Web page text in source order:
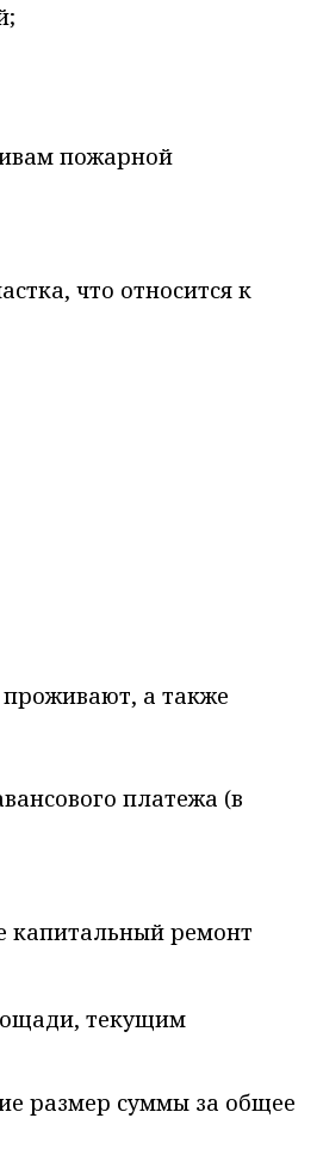
пожарной
что относится к
а также
платежа (в
капитальный ремонт
текущим
размер суммы за общее